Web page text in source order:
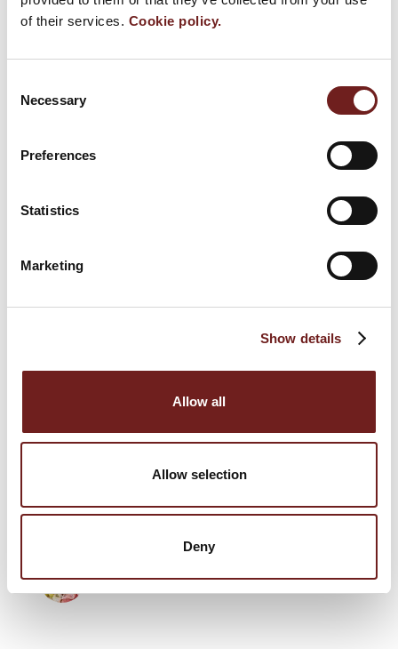
of their services. Cookie policy.
Selection
Necessary
Preferences
Statistics
Marketing
Show details
Allow all
Allow selection
Deny
Festival del Prosciutto di Parma: poker di date
per “Finestre Aperte” a settembre
28 agosto 2019
dell’edizione 2019